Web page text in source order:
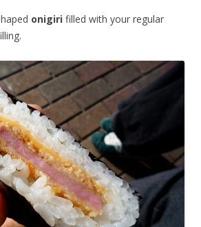
onigiri filled with your regular